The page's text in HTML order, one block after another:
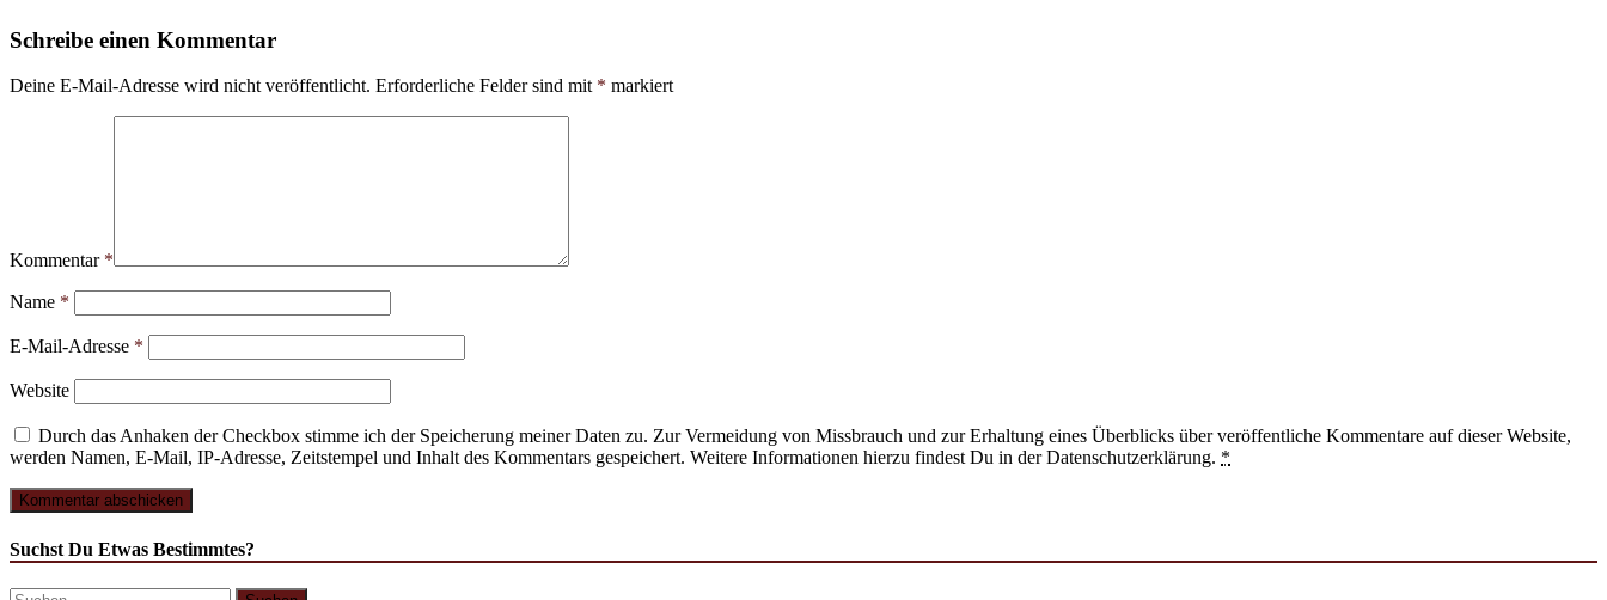
Schreibe einen Kommentar
Deine E-Mail-Adresse wird nicht veröffentlicht. Erforderliche Felder sind mit * markiert
Kommentar *
Name *
E-Mail-Adresse *
Website
Durch das Anhaken der Checkbox stimme ich der Speicherung meiner Daten zu. Zur Vermeidung von Missbrauch und zur Erhaltung eines Überblicks über veröffentliche Kommentare auf dieser Website,
werden Namen, E-Mail, IP-Adresse, Zeitstempel und Inhalt des Kommentars gespeichert. Weitere Informationen hierzu findest Du in der Datenschutzerklärung. *
Suchst Du Etwas Bestimmtes?